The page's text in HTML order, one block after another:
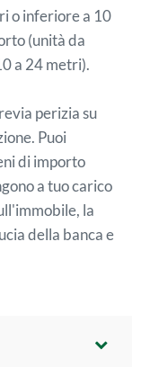
o inferiore a 10
(unità da
a 24 metri).
perizia su
Puoi
di importo
a tuo carico
la
della banca e